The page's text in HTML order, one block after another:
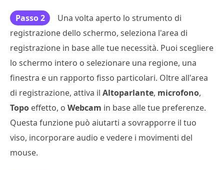
Passo 2
Una volta aperto lo strumento di
registrazione dello schermo, seleziona l'area di
registrazione in base alle tue necessità. Puoi scegliere
lo schermo intero o selezionare una regione, una
finestra e un rapporto fisso particolari. Oltre all'area
di registrazione, attiva il Altoparlante, microfono,
Topo effetto, o Webcam in base alle tue preferenze.
Questa funzione può aiutarti a sovrapporre il tuo
viso, incorporare audio e vedere i movimenti del
mouse.